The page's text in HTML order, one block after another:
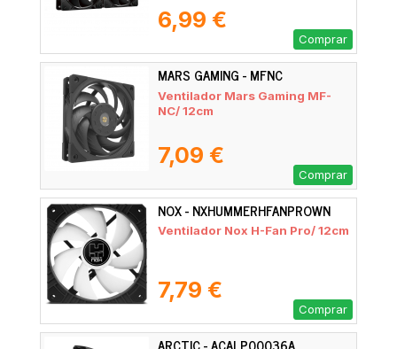
6,99 €
Comprar
MARS GAMING - MFNC
Ventilador Mars Gaming MF-
NC/ 12cm
7,09 €
Comprar
NOX - NXHUMMERHFANPROWN
Ventilador Nox H-Fan Pro/ 12cm
7,79 €
Comprar